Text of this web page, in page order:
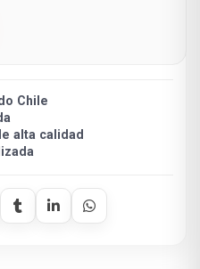
Chile
alta calidad